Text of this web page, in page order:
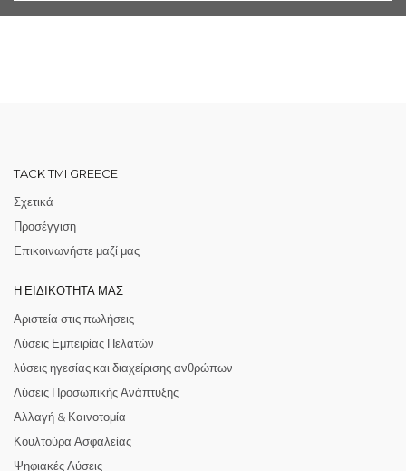
TACK TMI GREECE
Σχετικά
Προσέγγιση
Επικοινωνήστε μαζί μας
Η ΕΙΔΙΚΌΤΗΤΆ ΜΑΣ
Αριστεία στις πωλήσεις
Λύσεις Εμπειρίας Πελατών
λύσεις ηγεσίας και διαχείρισης ανθρώπων
Λύσεις Προσωπικής Ανάπτυξης
Αλλαγή & Καινοτομία
Κουλτούρα Ασφαλείας
Ψηφιακές Λύσεις